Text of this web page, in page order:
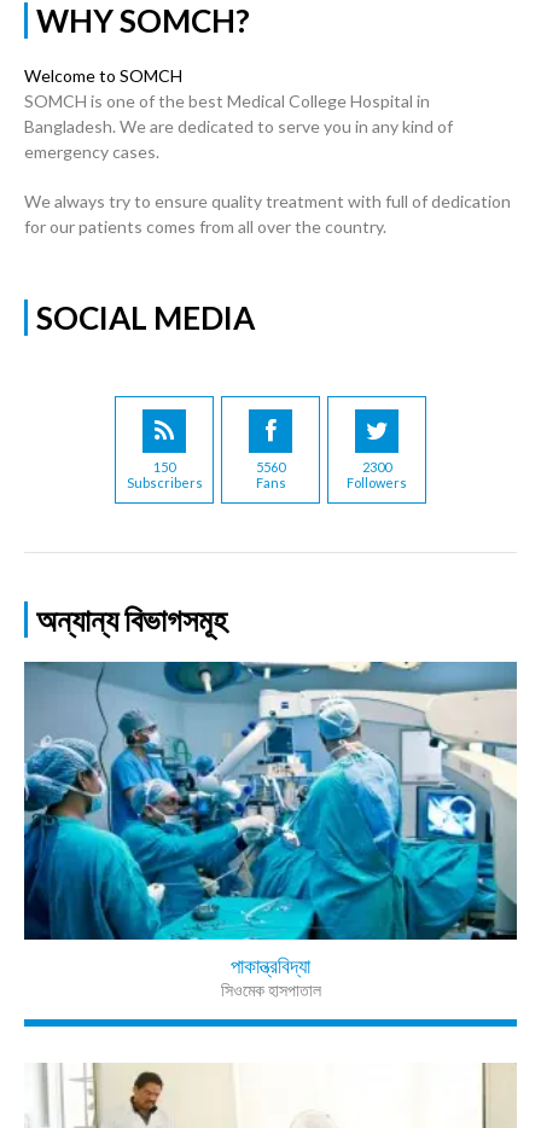
WHY SOMCH?
Welcome to SOMCH
SOMCH is one of the best Medical College Hospital in
Bangladesh. We are dedicated to serve you in any kind of
emergency cases.
We always try to ensure quality treatment with full of dedication
for our patients comes from all over the country.
SOCIAL MEDIA
150
Subscribers
5560
Fans
2300
Followers
অন্যান্য বিভাগসমূহ
পাকান্ত্রবিদ্যা
সিওমেক হাসপাতাল